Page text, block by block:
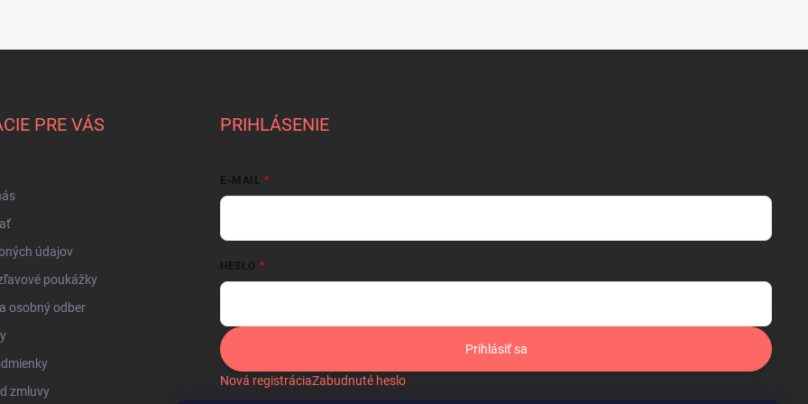
PRE VÁS
údajov
poukážky
osobný odber
zmluvy
PRIHLÁSENIE
E-MAIL
HESLO
Prihlásiť sa
Nová registráciaZabudnuté heslo